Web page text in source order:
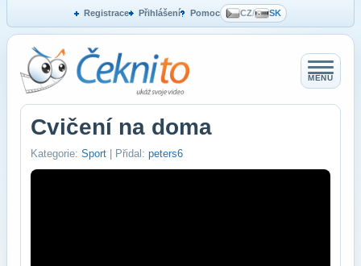
Registrace Přihlášení Pomoc CZ/ SK
MENU
Cvičení na doma
Kategorie: Sport | Přidal: peters6